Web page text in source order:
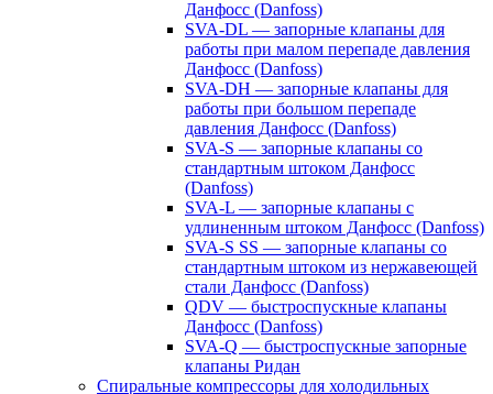
Данфосс (Danfoss)
SVA-DL — запорные клапаны для
работы при малом перепаде давления
Данфосс (Danfoss)
SVA-DH — запорные клапаны для
работы при большом перепаде
давления Данфосс (Danfoss)
SVA-S — запорные клапаны со
стандартным штоком Данфосс
(Danfoss)
SVA-L — запорные клапаны с
удлиненным штоком Данфосс (Danfoss)
SVA-S SS — запорные клапаны со
стандартным штоком из нержавеющей
стали Данфосс (Danfoss)
QDV — быстроспускные клапаны
Данфосс (Danfoss)
SVA-Q — быстроспускные запорные
клапаны Ридан
Спиральные компрессоры для холодильных